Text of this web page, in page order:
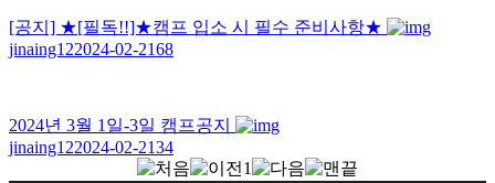
[공지] ★[필독!!]★캠프 입소 시 필수 준비사항★
jinaing122024-02-2168
2024년 3월 1일-3일 캠프공지
jinaing122024-02-2134
1